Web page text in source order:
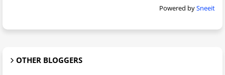
Powered bySneeit
OTHER BLOGGERS